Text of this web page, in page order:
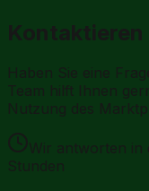
Kontaktieren
Haben Sie eine
Team hilft Ihnen
Nutzung des
Wir antworten in
Stunden